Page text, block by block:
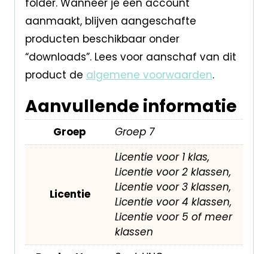
aanmaakt, blijven aangeschafte
producten beschikbaar onder
“downloads”. Lees voor aanschaf van dit
product de algemene voorwaarden.
Aanvullende informatie
Groep Groep 7
Licentie
Licentie voor 1 klas,
Licentie voor 2 klassen,
Licentie voor 3 klassen,
Licentie voor 4 klassen,
Licentie voor 5 of meer
klassen